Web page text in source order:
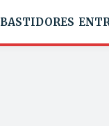
BASTIDORES